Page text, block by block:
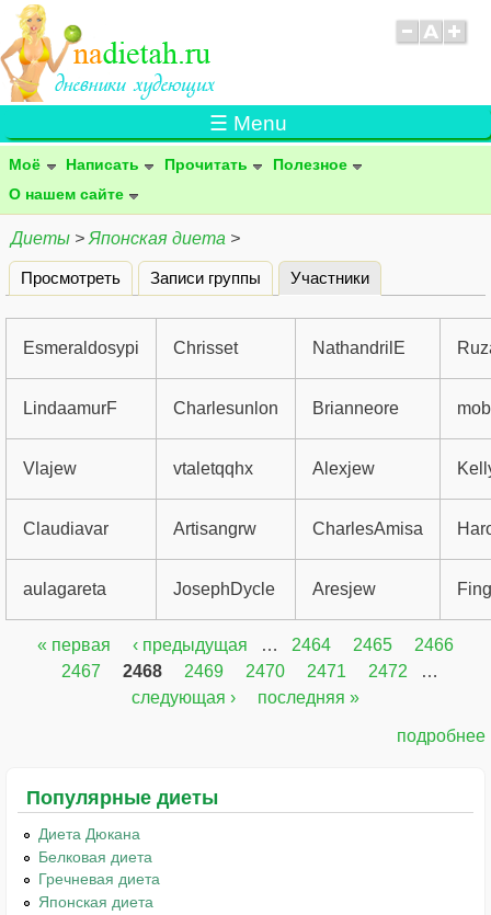
☰ Menu
Моё Написать Прочитать
Полезное
О нашем сайте
Диеты > Японская диета >
Главные вкладки
Просмотреть Записи группы Участники
Esmeraldosypi Chrisset NathandrilE
LindaamurF Charlesunlon Brianneore
Vlajew vtaletqqhx Alexjew
Claudiavar Artisangrw CharlesAmisa
aulagareta JosephDycle Aresjew
Страницы
« первая ‹ предыдущая … 2464 2465
2466
2467
2468 2469 2470 2471 2472
…
следующая ›
последняя »
подробнее
Популярные диеты
Диета Дюкана
Белковая диета
Гречневая диета
Японская диета